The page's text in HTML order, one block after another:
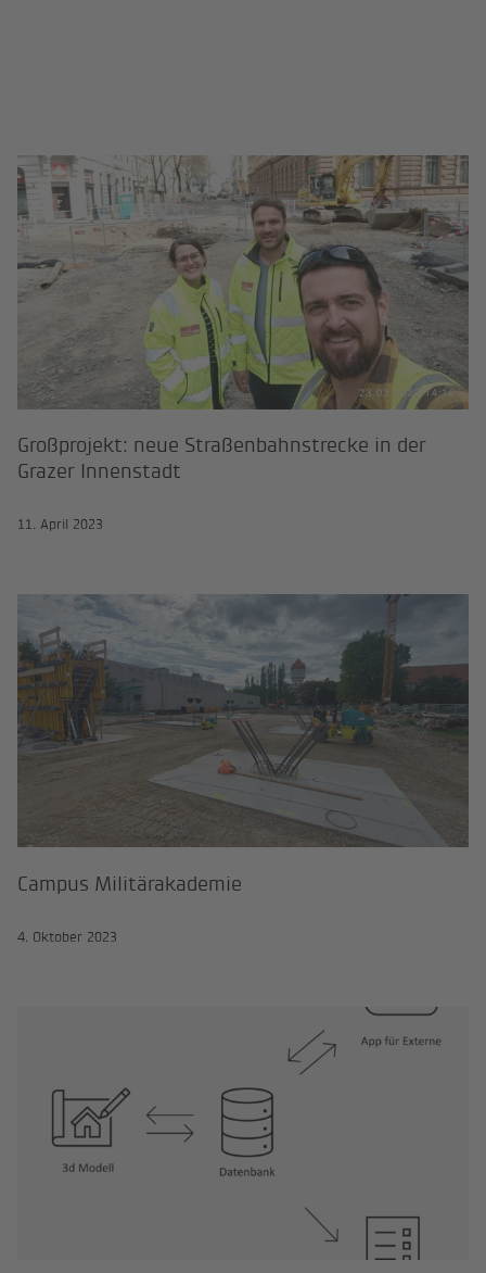
Großprojekt: neue
Großprojekt: neue Straßenbahnstrecke in der
Grazer Innenstadt
11. April 2023
Campus Militärakademie
Campus Militärakademie
4. Oktober 2023
Raumbuch - Projektdatenbank